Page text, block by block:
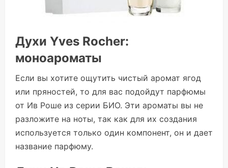
Духи Yves Rocher:
моноароматы
Если вы хотите ощутить чистый аромат ягод
или пряностей, то для вас подойдут парфюмы
от Ив Роше из серии БИО. Эти ароматы вы не
разложите на ноты, так как для их создания
используется только один компонент, он и дает
название парфюму.